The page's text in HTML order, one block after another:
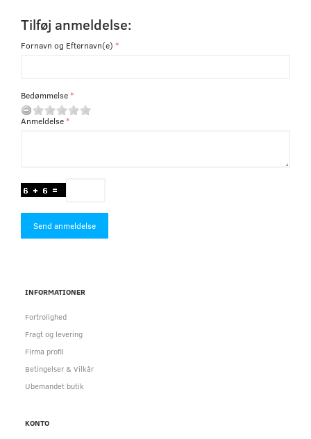
Tilføj anmeldelse:
Fornavn og Efternavn(e)
Bedømmelse
Anmeldelse
Send anmeldelse
INFORMATIONER
Fortrolighed
Fragt og levering
Firma profil
Betingelser & Vilkår
Ubemandet butik
KONTO